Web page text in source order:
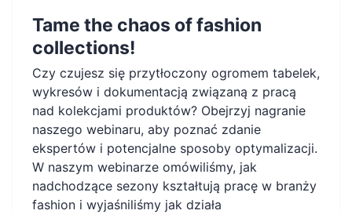
Utwórz konto
PL
Tame the chaos of fashion
collections!
Czy czujesz się przytłoczony ogromem tabelek,
wykresów i dokumentacją związaną z pracą
nad kolekcjami produktów? Obejrzyj nagranie
naszego webinaru, aby poznać zdanie
ekspertów i potencjalne sposoby optymalizacji.
W naszym webinarze omówiliśmy, jak
nadchodzące sezony kształtują pracę w branży
fashion i wyjaśniliśmy jak działa